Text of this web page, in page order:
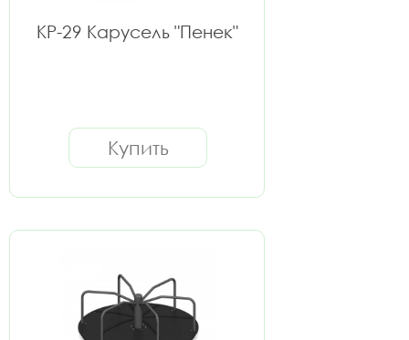
КР-29 Карусель "Пенек"
Купить